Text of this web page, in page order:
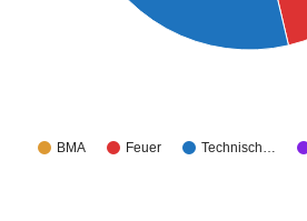
BMA Feuer Technisch…